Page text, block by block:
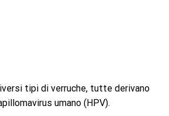
tipi di verruche, tutte derivano
umano (HPV).